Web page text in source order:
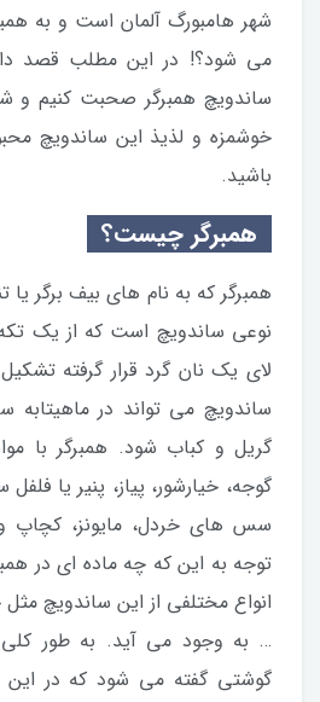
شهر هامبورگ آلمان است و به
می شود؟! در این مطلب قصد
ساندویچ همبرگر صحبت کنیم و
خوشمزه و لذیذ این ساندویچ
باشید.
همبرگر چیست؟
همبرگر که به نام های بیف برگر یا
نوعی ساندویچ است که از یک
لای یک نان گرد قرار گرفته
ساندویچ می تواند در
گریل و کباب شود. همبرگر با
گوجه، خیارشور، پیاز، پنیر یا
سس های خردل، مایونز،
توجه به این که چه ماده ای در
انواع مختلفی از این ساندویچ مثل
… به وجود می آید. به طور کلی
گوشتی گفته می شود که در این